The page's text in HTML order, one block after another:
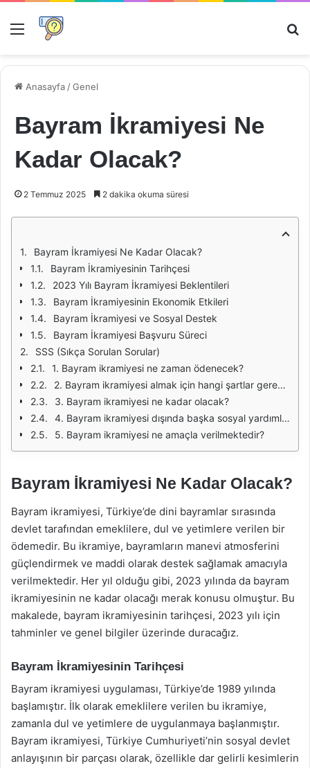
Menü
Anasayfa /Genel
Bayram İkramiyesi Ne
Kadar Olacak?
2 Temmuz 2025 2 dakika okuma süresi
Bayram İkramiyesi Ne Kadar Olacak?
Bayram İkramiyesinin Tarihçesi
2023 Yılı Bayram İkramiyesi Beklentileri
Bayram İkramiyesinin Ekonomik Etkileri
Bayram İkramiyesi ve Sosyal Destek
Bayram İkramiyesi Başvuru Süreci
SSS (Sıkça Sorulan Sorular)
1. Bayram ikramiyesi ne zaman ödenecek?
2. Bayram ikramiyesi almak için hangi şartlar gerekiyor?
3. Bayram ikramiyesi ne kadar olacak?
4. Bayram ikramiyesi dışında başka sosyal yardımlar var mı?
5. Bayram ikramiyesi ne amaçla verilmektedir?
Bayram İkramiyesi Ne Kadar Olacak?
Bayram ikramiyesi, Türkiye’de dini bayramlar sırasında
devlet tarafından emeklilere, dul ve yetimlere verilen bir
ödemedir. Bu ikramiye, bayramların manevi atmosferini
güçlendirmek ve maddi olarak destek sağlamak amacıyla
verilmektedir. Her yıl olduğu gibi, 2023 yılında da bayram
ikramiyesinin ne kadar olacağı merak konusu olmuştur. Bu
makalede, bayram ikramiyesinin tarihçesi, 2023 yılı için
tahminler ve genel bilgiler üzerinde duracağız.
Bayram İkramiyesinin Tarihçesi
Bayram ikramiyesi uygulaması, Türkiye’de 1989 yılında
başlamıştır. İlk olarak emeklilere verilen bu ikramiye,
zamanla dul ve yetimlere de uygulanmaya başlanmıştır.
Bayram ikramiyesi, Türkiye Cumhuriyeti’nin sosyal devlet
anlayışının bir parçası olarak, özellikle dar gelirli kesimlerin